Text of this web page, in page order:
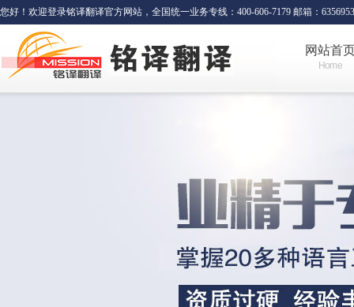
您好！欢迎登录铭译翻译官方网站，全国统一业务专线：400-606-7179 邮箱：
网站首
Home